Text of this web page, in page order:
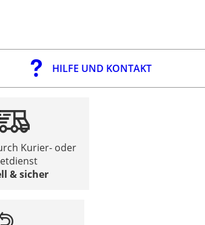
HILFE UND KONTAKT
Kurier- oder
& sicher